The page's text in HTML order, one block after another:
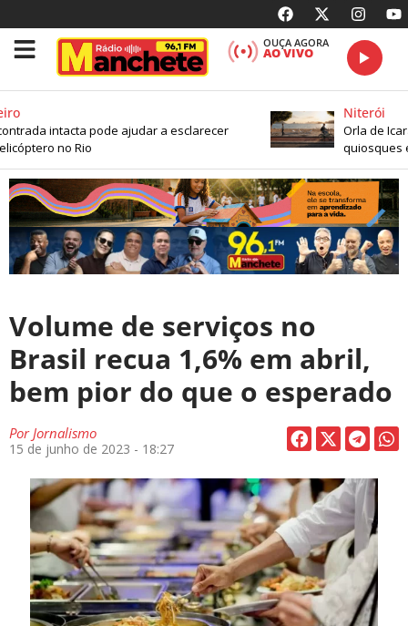
OUÇA AGORA
AO VIVO
intacta pode ajudar a esclarecer
no Rio
Niterói
Orla de
quiosques e
Volume de serviços no
Brasil recua 1,6% em abril,
bem pior do que o esperado
PorJornalismo
15 de junho de 2023 - 18:27